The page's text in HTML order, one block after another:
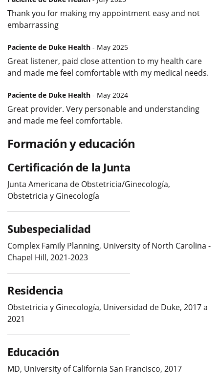
Thank you for making my appointment easy and not
embarrassing
Paciente de Duke Health - May 2025
Great listener, paid close attention to my health care
and made me feel comfortable with my medical needs.
Paciente de Duke Health - May 2024
Great provider. Very personable and understanding
and made me feel comfortable.
Formación y educación
Certificación de la Junta
Junta Americana de Obstetricia/Ginecología,
Obstetricia y Ginecología
Subespecialidad
Complex Family Planning, University of North Carolina -
Chapel Hill, 2021-2023
Residencia
Obstetricia y Ginecología, Universidad de Duke, 2017 a
2021
Educación
MD, University of California San Francisco, 2017